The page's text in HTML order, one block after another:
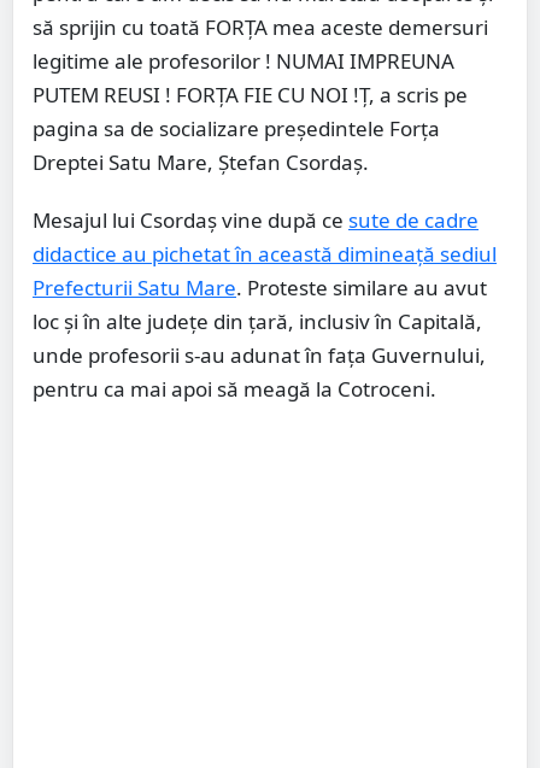
să sprijin cu toată FORȚA mea aceste demersuri
legitime ale profesorilor ! NUMAI IMPREUNA
PUTEM REUSI ! FORȚA FIE CU NOI !Ț, a scris pe
pagina sa de socializare președintele Forța
Dreptei Satu Mare, Ștefan Csordaș.
Mesajul lui Csordaș vine după ce sute de cadre
didactice au pichetat în această dimineață sediul
Prefecturii Satu Mare. Proteste similare au avut
loc și în alte județe din țară, inclusiv în Capitală,
unde profesorii s-au adunat în fața Guvernului,
pentru ca mai apoi să meagă la Cotroceni.